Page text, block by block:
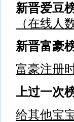
新晋爱豆
（在线人
新晋富豪
富豪注册
上过一次
给其他宝